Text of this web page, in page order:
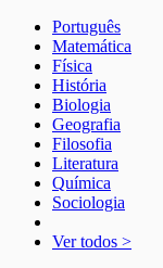
Português
Matemática
Física
História
Biologia
Geografia
Filosofia
Literatura
Química
Sociologia
Ver todos >